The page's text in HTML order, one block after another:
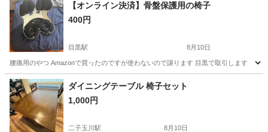
【オンライン決済】骨盤保護用の椅子
400円
目黒駅 8月10日
腰痛用のやつ Amazonで買ったのですが使わないので譲ります 目黒で取引します
東京 目黒区 目黒駅 椅子
ダイニングテーブル 椅子セット
1,000円
二子玉川駅 8月10日